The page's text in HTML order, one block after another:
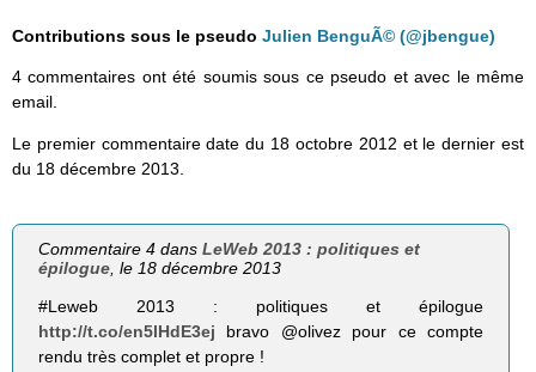
Contributions sous le pseudo Julien BenguÃ© (@jbengue)
4 commentaires ont été soumis sous ce pseudo et avec le même
email.
Le premier commentaire date du 18 octobre 2012 et le dernier est
du 18 décembre 2013.
Commentaire 4 dansLeWeb 2013 : politiques et
épilogue, le 18 décembre 2013
#Leweb 2013 : politiques et épilogue
http://t.co/en5lHdE3ej bravo @olivez pour ce compte
rendu très complet et propre !